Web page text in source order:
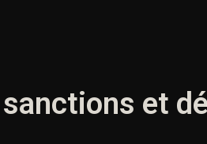
et